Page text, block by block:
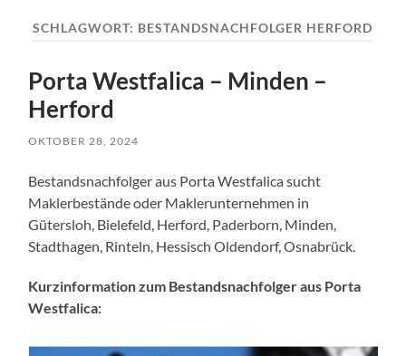
SCHLAGWORT: BESTANDSNACHFOLGER HERFORD
Porta Westfalica – Minden –
Herford
OKTOBER 28, 2024
Bestandsnachfolger aus Porta Westfalica sucht
Maklerbestände oder Maklerunternehmen in
Gütersloh, Bielefeld, Herford, Paderborn, Minden,
Stadthagen, Rinteln, Hessisch Oldendorf, Osnabrück.
Kurzinformation zum Bestandsnachfolger aus Porta
Westfalica: